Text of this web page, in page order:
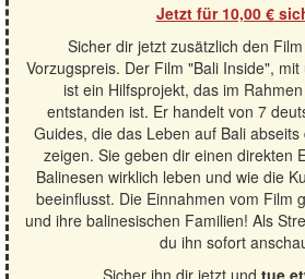
Jetzt für 10,00 €
Sicher dir jetzt zusätzlich den
Vorzugspreis. Der Film "Bali Inside",
ist ein Hilfsprojekt, das im
entstanden ist. Er handelt von 7
Guides, die das Leben auf Bali
zeigen. Sie geben dir einen direkten
Balinesen wirklich leben und wie die
beeinflusst. Die Einnahmen vom Film
und ihre balinesischen Familien! Als
du ihn sofort
Sicher ihn dir jetzt und tue